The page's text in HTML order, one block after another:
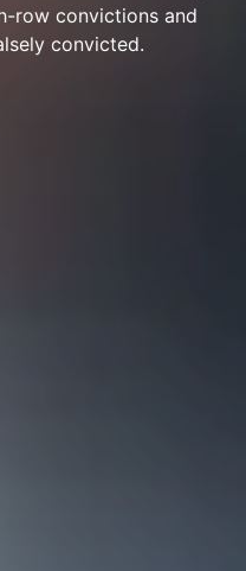
row convictions and
convicted.